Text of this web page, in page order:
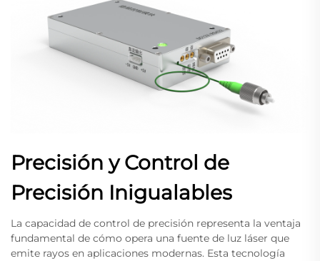
Precisión y Control de
Precisión Inigualables
La capacidad de control de precisión representa la ventaja
fundamental de cómo opera una fuente de luz láser que
emite rayos en aplicaciones modernas. Esta tecnología